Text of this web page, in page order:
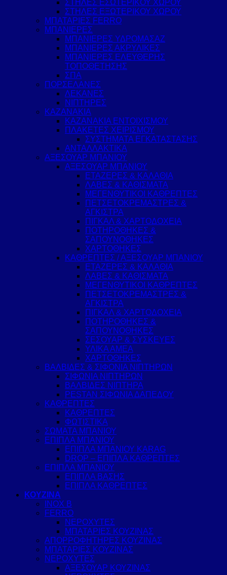
ΣΤΗΛΕΣ ΕΣΩΤΕΡΙΚΟΥ ΧΩΡΟΥ
ΣΤΗΛΕΣ ΕΞΩΤΕΡΙΚΟΥ ΧΩΡΟΥ
ΜΠΑΤΑΡΙΕΣ FERRO
ΜΠΑΝΙΕΡΕΣ
ΜΠΑΝΙΕΡΕΣ ΥΔΡΟΜΑΣΑΖ
ΜΠΑΝΙΕΡΕΣ ΑΚΡΥΛΙΚΕΣ
ΜΠΑΝΙΕΡΕΣ ΕΛΕΥΘΕΡΗΣ
ΤΟΠΟΘΕΤΗΣΗΣ
ΣΠΑ
ΠΟΡΣΕΛΑΝΕΣ
ΛΕΚΑΝΕΣ
ΝΙΠΤΗΡΕΣ
ΚΑΖΑΝΑΚΙΑ
ΚΑΖΑΝΑΚΙΑ ΕΝΤΟΙΧΙΣΜΟΥ
ΠΛΑΚΕΤΕΣ ΧΕΙΡΙΣΜΟΥ
ΣΥΣΤΗΜΑΤΑ ΕΓΚΑΤΑΣΤΑΣΗΣ
ΑΝΤΑΛΛΑΚΤΙΚΑ
ΑΞΕΣΟΥΑΡ ΜΠΑΝΙΟΥ
ΑΞΕΣΟΥΑΡ ΜΠΑΝΙΟΥ
ΕΤΑΖΕΡΕΣ & ΚΑΛΑΘΙΑ
ΛΑΒΕΣ & ΚΑΘΙΣΜΑΤΑ
ΜΕΓΕΝΘΥΤΙΚΟΙ ΚΑΘΡΕΠΤΕΣ
ΠΕΤΣΕΤΟΚΡΕΜΑΣΤΡΕΣ &
ΑΓΚΙΣΤΡΑ
ΠΙΓΚΑΛ & ΧΑΡΤΟΔΟΧΕΙΑ
ΠΟΤΗΡΟΘΗΚΕΣ &
ΣΑΠΟΥΝΟΘΗΚΕΣ
ΧΑΡΤΟΘΗΚΕΣ
ΚΑΘΡΕΠΤΕΣ / ΑΞΕΣΟΥΑΡ ΜΠΑΝΙΟΥ
ΕΤΑΖΕΡΕΣ & ΚΑΛΑΘΙΑ
ΛΑΒΕΣ & ΚΑΘΙΣΜΑΤΑ
ΜΕΓΕΝΘΥΤΙΚΟΙ ΚΑΘΡΕΠΤΕΣ
ΠΕΤΣΕΤΟΚΡΕΜΑΣΤΡΕΣ &
ΑΓΚΙΣΤΡΑ
ΠΙΓΚΑΛ & ΧΑΡΤΟΔΟΧΕΙΑ
ΠΟΤΗΡΟΘΗΚΕΣ &
ΣΑΠΟΥΝΟΘΗΚΕΣ
ΣΕΣΟΥΑΡ & ΣΥΣΚΕΥΕΣ
ΥΛΙΚΑ ΑΜΕΑ
ΧΑΡΤΟΘΗΚΕΣ
ΒΑΛΒΙΔΕΣ & ΣΙΦΟΝΙΑ ΝΙΠΤΗΡΩΝ
ΣΙΦΩΝΙΑ ΝΙΠΤΗΡΩΝ
ΒΑΛΒΙΔΕΣ ΝΙΠΤΗΡΑ
PESTAN ΣΙΦΩΝΙΑ ΔΑΠΕΔΟΥ
ΚΑΘΡΕΠΤΕΣ
ΚΑΘΡΕΠΤΕΣ
ΦΩΤΙΣΤΙΚΑ
ΣΩΜΑΤΑ ΜΠΑΝΙΟΥ
ΕΠΙΠΛΑ ΜΠΑΝΙΟΥ
ΕΠΙΠΛΑ ΜΠΑΝΙΟΥ KARAG
DROP – ΕΠΙΠΛΑ ΚΑΘΡΕΠΤΕΣ
ΕΠΙΠΛΑ ΜΠΑΝΙΟΥ
ΕΠΙΠΛΑ ΒΑΣΗΣ
ΕΠΙΠΛΑ ΚΑΘΡΕΠΤΕΣ
ΚΟΥΖΙΝΑ
INOX B
FERRO
ΝΕΡΟΧΥΤΕΣ
ΜΠΑΤΑΡΙΕΣ ΚΟΥΖΙΝΑΣ
ΑΠΟΡΡΟΦΗΤΗΡΕΣ ΚΟΥΖΙΝΑΣ
ΜΠΑΤΑΡΙΕΣ ΚΟΥΖΙΝΑΣ
ΝΕΡΟΧΥΤΕΣ
ΑΞΕΣΟΥΑΡ ΚΟΥΖΙΝΑΣ